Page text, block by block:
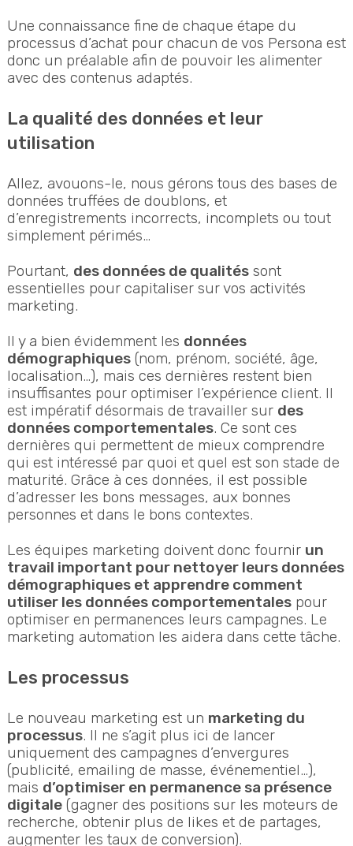
Une connaissance fine de chaque étape du
processus d’achat pour chacun de vos Persona est
donc un préalable afin de pouvoir les alimenter
avec des contenus adaptés.
La qualité des données et leur
utilisation
Allez, avouons-le, nous gérons tous des bases de
données truffées de doublons, et
d’enregistrements incorrects, incomplets ou tout
simplement périmés…
Pourtant, des données de qualitéssont
essentielles pour capitaliser sur vos activités
marketing.
Il y a bien évidemment les données
démographiques(nom, prénom, société, âge,
localisation…), mais ces dernières restent bien
insuffisantes pour optimiser l’expérience client. Il
est impératif désormais de travailler sur des
données comportementales. Ce sont ces
dernières qui permettent de mieux comprendre
qui est intéressé par quoi et quel est son stade de
maturité. Grâce à ces données, il est possible
d’adresser les bons messages, aux bonnes
personnes et dans le bons contextes.
Les équipes marketing doivent donc fournir un
travail important pour nettoyer leurs données
démographiques et apprendre comment
utiliser les données comportementalespour
optimiser en permanences leurs campagnes. Le
marketing automation les aidera dans cette tâche.
Les processus
Le nouveau marketing est un marketing du
processus. Il ne s’agit plus ici de lancer
uniquement des campagnes d’envergures
(publicité, emailing de masse, événementiel…),
mais d’optimiser en permanence sa présence
digitale(gagner des positions sur les moteurs de
recherche, obtenir plus de likes et de partages,
augmenter les taux de conversion).